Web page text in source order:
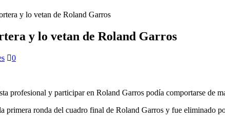
y lo vetan de Roland Garros
y lo vetan de Roland Garros
0
profesional y participar en Roland Garros podía comportarse de
primera ronda del cuadro final de Roland Garros y fue eliminado